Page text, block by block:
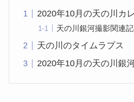
2020年10月の天の川カ
天の川銀河撮影関連
天の川のタイムラプス
2020年10月の天の川銀